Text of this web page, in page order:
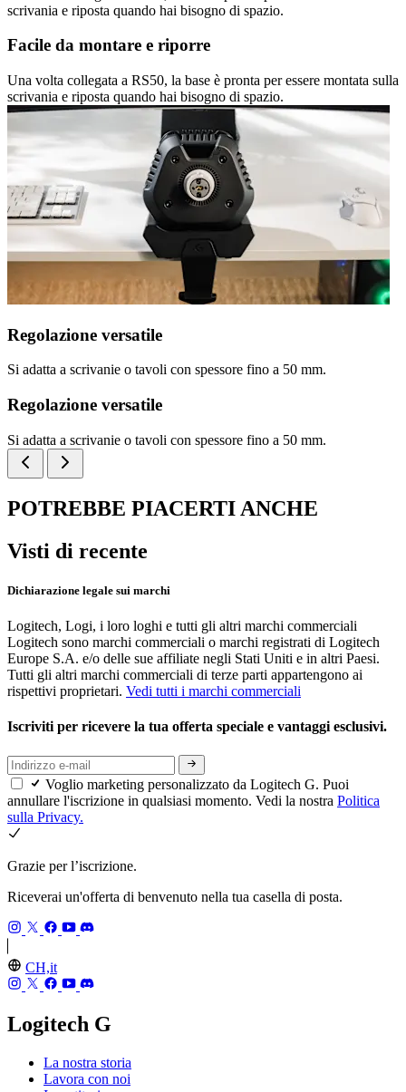
scrivania e riposta quando hai bisogno di spazio.
Facile da montare e riporre
Una volta collegata a RS50, la base è pronta per essere montata sulla
scrivania e riposta quando hai bisogno di spazio.
Regolazione versatile
Si adatta a scrivanie o tavoli con spessore fino a 50 mm.
Regolazione versatile
Si adatta a scrivanie o tavoli con spessore fino a 50 mm.
POTREBBE PIACERTI ANCHE
Visti di recente
Dichiarazione legale sui marchi
Logitech, Logi, i loro loghi e tutti gli altri marchi commerciali
Logitech sono marchi commerciali o marchi registrati di Logitech
Europe S.A. e/o delle sue affiliate negli Stati Uniti e in altri Paesi.
Tutti gli altri marchi commerciali di terze parti appartengono ai
rispettivi proprietari. Vedi tutti i marchi commerciali
Iscriviti per ricevere la tua offerta speciale e vantaggi esclusivi.
Voglio marketing personalizzato da Logitech G. Puoi
annullare l'iscrizione in qualsiasi momento. Vedi la nostra Politica
sulla Privacy.
Grazie per l’iscrizione.
Riceverai un'offerta di benvenuto nella tua casella di posta.
CH,it
Logitech G
La nostra storia
Lavora con noi